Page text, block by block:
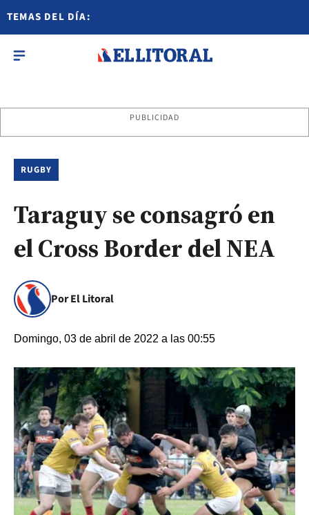
TEMAS DEL DÍA:
PUBLICIDAD
RUGBY
Taraguy se consagró en
el Cross Border del NEA
Por El Litoral
Domingo, 03 de abril de 2022 a las 00:55